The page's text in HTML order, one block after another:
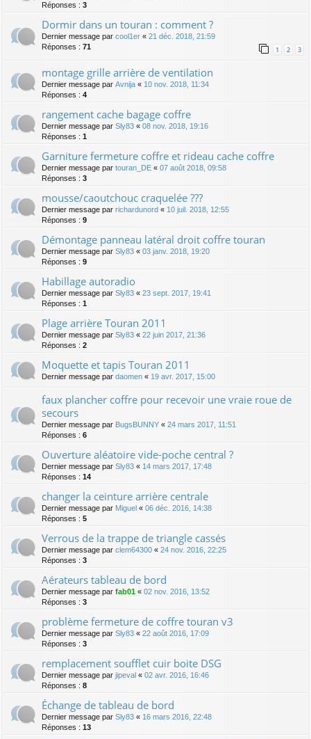
Réponses : 3
Dormir dans un touran : comment ?
Dernier message par cool1er « 21 déc. 2018, 21:59
Réponses : 71 1 2 3
montage grille arrière de ventilation
Dernier message par Avnija « 10 nov. 2018, 11:34
Réponses : 4
rangement cache bagage coffre
Dernier message par Sly83 « 08 nov. 2018, 19:16
Réponses : 1
Garniture fermeture coffre et rideau cache coffre
Dernier message par touran_DE « 07 août 2018, 09:58
Réponses : 3
mousse/caoutchouc craquelée ???
Dernier message par richardunord « 10 juil. 2018, 12:55
Réponses : 9
Démontage panneau latéral droit coffre touran
Dernier message par Sly83 « 03 janv. 2018, 19:20
Réponses : 9
Habillage autoradio
Dernier message par Sly83 « 23 sept. 2017, 19:41
Réponses : 1
Plage arrière Touran 2011
Dernier message par Sly83 « 22 juin 2017, 21:36
Réponses : 2
Moquette et tapis Touran 2011
Dernier message par daomen « 19 avr. 2017, 15:00
faux plancher coffre pour recevoir une vraie roue de
secours
Dernier message par BugsBUNNY « 24 mars 2017, 11:51
Réponses : 6
Ouverture aléatoire vide-poche central ?
Dernier message par Sly83 « 14 mars 2017, 17:48
Réponses : 14
changer la ceinture arrière centrale
Dernier message par Miguel « 06 déc. 2016, 14:38
Réponses : 5
Verrous de la trappe de triangle cassés
Dernier message par clem64300 « 24 nov. 2016, 22:25
Réponses : 3
Aérateurs tableau de bord
Dernier message par fab01 « 02 nov. 2016, 13:52
Réponses : 3
problème fermeture de coffre touran v3
Dernier message par Sly83 « 22 août 2016, 17:09
Réponses : 3
remplacement soufflet cuir boite DSG
Dernier message par jipeval « 02 avr. 2016, 16:46
Réponses : 8
Échange de tableau de bord
Dernier message par Sly83 « 16 mars 2016, 22:48
Réponses : 13